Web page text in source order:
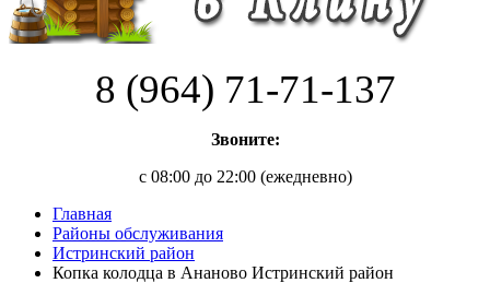
8 (964) 71-71-137
Звоните:
с 08:00 до 22:00 (ежедневно)
Главная
Районы обслуживания
Истринский район
Копка колодца в Ананово Истринский район